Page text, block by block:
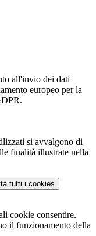
all'invio dei dati
europeo per la
si avvalgono di
finalità illustrate nella
tutti i cookies
cookie consentire.
il funzionamento della